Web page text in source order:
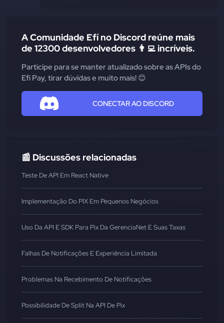
A Comunidade Efí no Discord reúne mais
de 12300 desenvolvedores 👨‍💻 incríveis.
Participe para se manter atualizado sobre as APIs do
Efí Pay, tirar dúvidas e muito mais! 😊
CONECTAR AO DISCORD
📰 Discussões relacionadas
Teste De API Em React Native
Implementação Do PIX Em Pequenos Negócios
Uso Da API E SDK Para Pix Da GerenciaNet E Suas Taxas
Falhas De Notificações E Experiência Limitada
Problemas Na Recebimento De Notificações
Possibilidade De Split Na API De Pix